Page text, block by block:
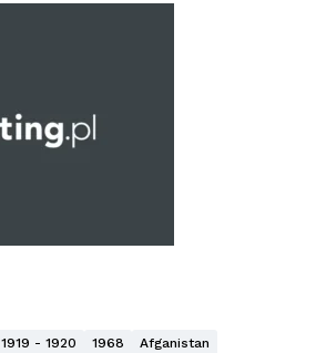
1919 - 1920 1968
Afganistan